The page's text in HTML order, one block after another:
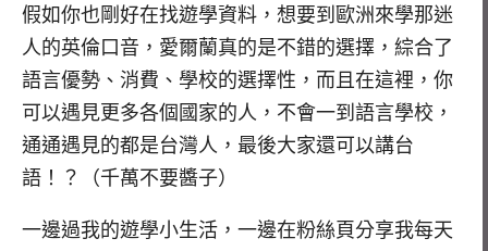
假如你也剛好在找遊學資料，想要到歐洲來學那迷
人的英倫口音，愛爾蘭真的是不錯的選擇，綜合了
語言優勢、消費、學校的選擇性，而且在這裡，你
可以遇見更多各個國家的人，不會一到語言學校，
通通遇見的都是台灣人，最後大家還可以講台
語！？（千萬不要醬子）
一邊過我的遊學小生活，一邊在粉絲頁分享我每天